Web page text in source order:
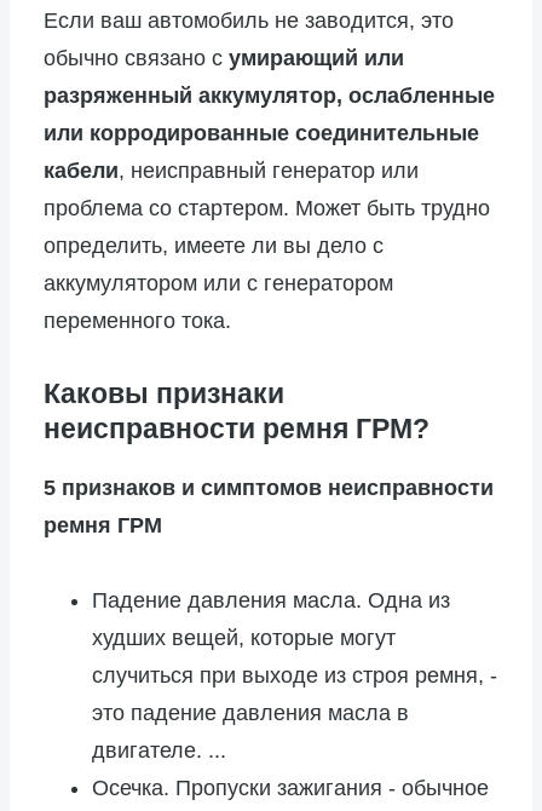
Если ваш автомобиль не заводится, это
обычно связано с умирающий или
разряженный аккумулятор, ослабленные
или корродированные соединительные
кабели, неисправный генератор или
проблема со стартером. Может быть трудно
определить, имеете ли вы дело с
аккумулятором или с генератором
переменного тока.
Каковы признаки
неисправности ремня ГРМ?
5 признаков и симптомов неисправности
ремня ГРМ
Падение давления масла. Одна из
худших вещей, которые могут
случиться при выходе из строя ремня, -
это падение давления масла в
двигателе. ...
Осечка. Пропуски зажигания - обычное